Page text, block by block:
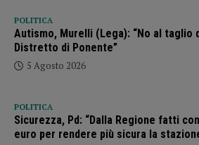
POLITICA
Autismo, Murelli (Lega): “No al taglio
Distretto di Ponente”
5 Agosto 2026
POLITICA
Sicurezza, Pd: “Dalla Regione fatti
euro per rendere più sicura la